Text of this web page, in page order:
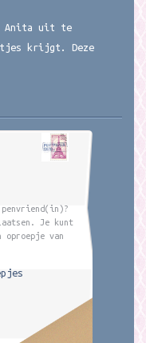
Anita uit te
krijgt. Deze
Je kunt
oproepje van